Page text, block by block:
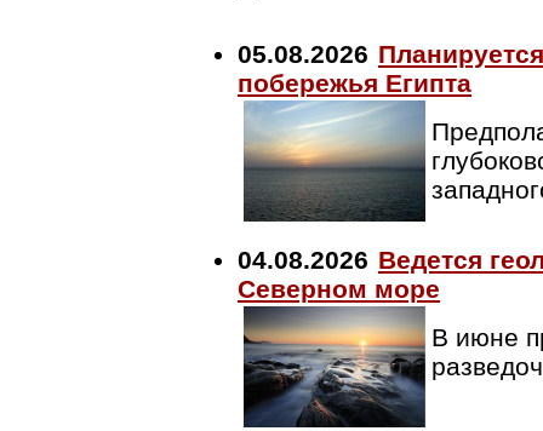
05.08.2026
побережья Египта
04.08.2026 Ведется
Северном море
В июне